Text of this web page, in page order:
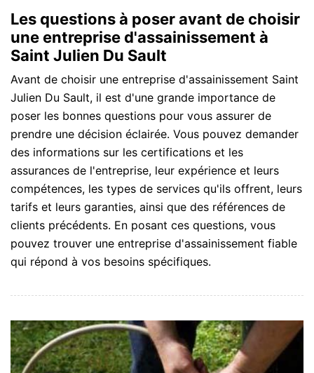
Les questions à poser avant de choisir
une entreprise d'assainissement à
Saint Julien Du Sault
Avant de choisir une entreprise d'assainissement Saint
Julien Du Sault, il est d'une grande importance de
poser les bonnes questions pour vous assurer de
prendre une décision éclairée. Vous pouvez demander
des informations sur les certifications et les
assurances de l'entreprise, leur expérience et leurs
compétences, les types de services qu'ils offrent, leurs
tarifs et leurs garanties, ainsi que des références de
clients précédents. En posant ces questions, vous
pouvez trouver une entreprise d'assainissement fiable
qui répond à vos besoins spécifiques.